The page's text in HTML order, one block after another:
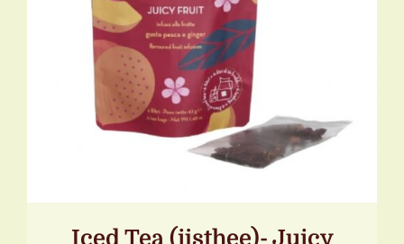
TOEVOEGEN AAN WINKELWAGEN
DETAILS
Iced Tea (ijsthee)- Juicy